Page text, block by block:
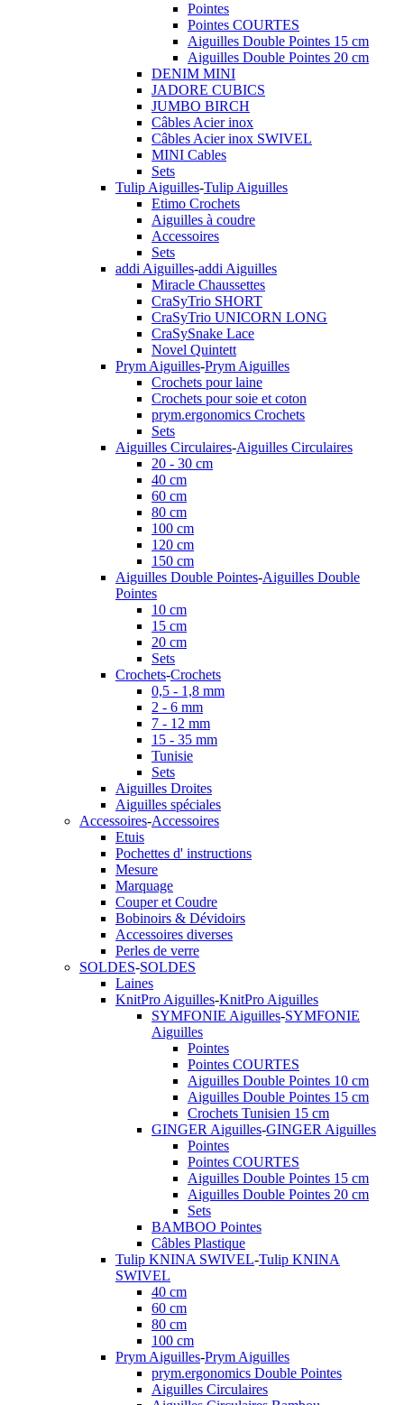
Pointes
Pointes COURTES
Aiguilles Double Pointes 15 cm
Aiguilles Double Pointes 20 cm
DENIM MINI
JADORE CUBICS
JUMBO BIRCH
Câbles Acier inox
Câbles Acier inox SWIVEL
MINI Cables
Sets
Tulip Aiguilles-Tulip Aiguilles
Etimo Crochets
Aiguilles à coudre
Accessoires
Sets
addi Aiguilles-addi Aiguilles
Miracle Chaussettes
CraSyTrio SHORT
CraSyTrio UNICORN LONG
CraSySnake Lace
Novel Quintett
Prym Aiguilles-Prym Aiguilles
Crochets pour laine
Crochets pour soie et coton
prym.ergonomics Crochets
Sets
Aiguilles Circulaires-Aiguilles Circulaires
20 - 30 cm
40 cm
60 cm
80 cm
100 cm
120 cm
150 cm
Aiguilles Double Pointes-Aiguilles Double
Pointes
10 cm
15 cm
20 cm
Sets
Crochets-Crochets
0,5 - 1,8 mm
2 - 6 mm
7 - 12 mm
15 - 35 mm
Tunisie
Sets
Aiguilles Droites
Aiguilles spéciales
Accessoires-Accessoires
Etuis
Pochettes d' instructions
Mesure
Marquage
Couper et Coudre
Bobinoirs & Dévidoirs
Accessoires diverses
Perles de verre
SOLDES-SOLDES
Laines
KnitPro Aiguilles-KnitPro Aiguilles
SYMFONIE Aiguilles-SYMFONIE
Aiguilles
Pointes
Pointes COURTES
Aiguilles Double Pointes 10 cm
Aiguilles Double Pointes 15 cm
Crochets Tunisien 15 cm
GINGER Aiguilles-GINGER Aiguilles
Pointes
Pointes COURTES
Aiguilles Double Pointes 15 cm
Aiguilles Double Pointes 20 cm
Sets
BAMBOO Pointes
Câbles Plastique
Tulip KNINA SWIVEL-Tulip KNINA
SWIVEL
40 cm
60 cm
80 cm
100 cm
Prym Aiguilles-Prym Aiguilles
prym.ergonomics Double Pointes
Aiguilles Circulaires